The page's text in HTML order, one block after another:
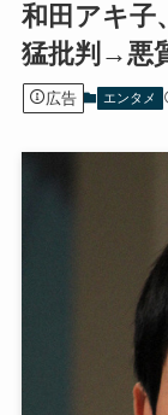
和田アキ子
猛批判→悪
広告 エンタメ